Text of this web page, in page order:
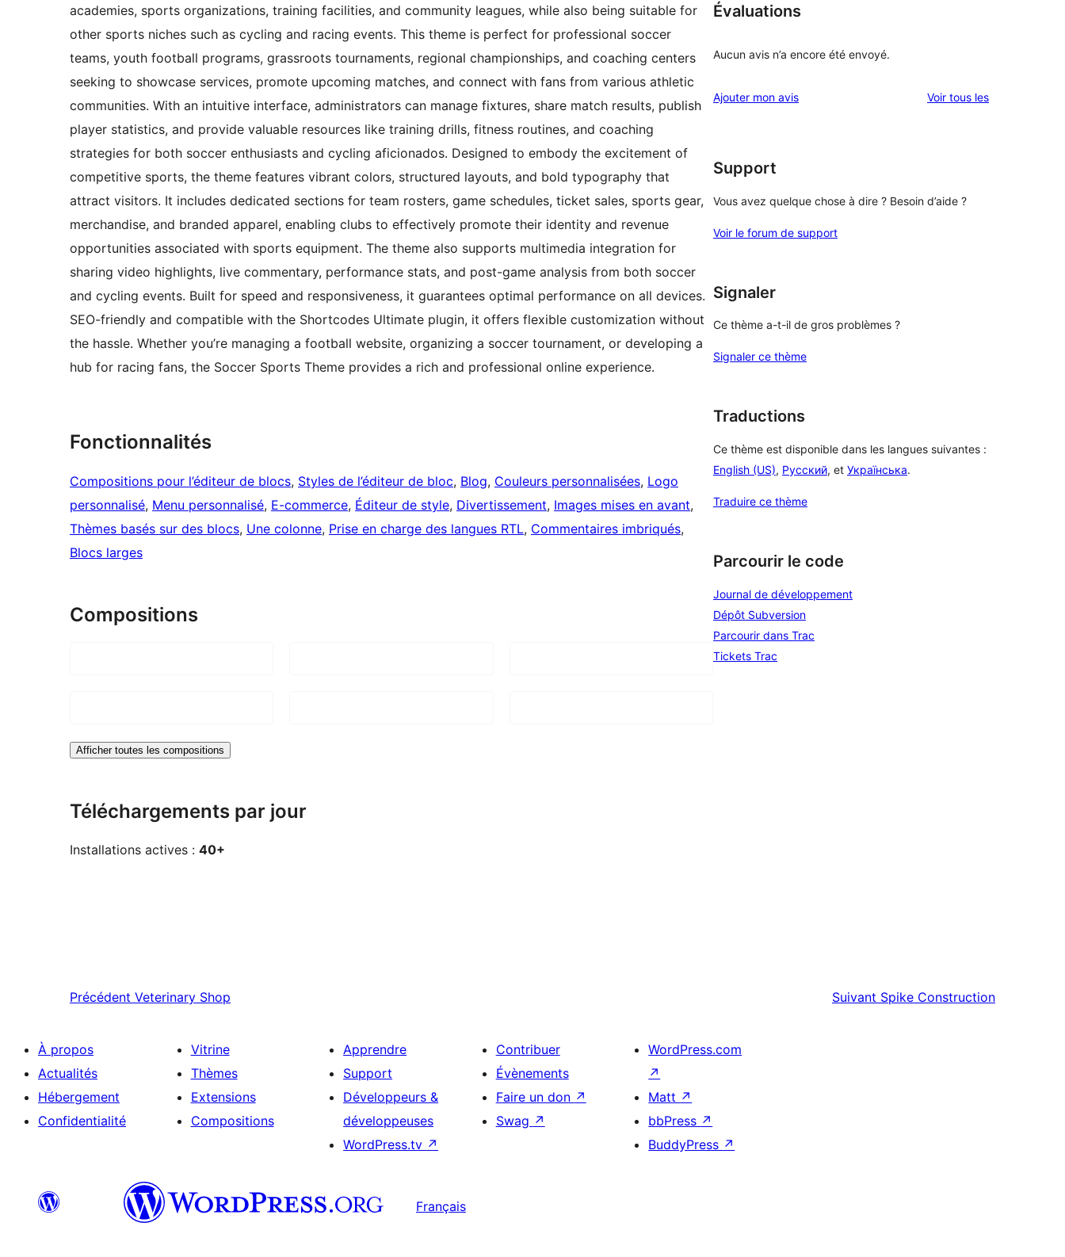
academies, sports organizations, training facilities, and community leagues, while also being suitable for
other sports niches such as cycling and racing events. This theme is perfect for professional soccer
teams, youth football programs, grassroots tournaments, regional championships, and coaching centers
seeking to showcase services, promote upcoming matches, and connect with fans from various athletic
communities. With an intuitive interface, administrators can manage fixtures, share match results, publish
player statistics, and provide valuable resources like training drills, fitness routines, and coaching
strategies for both soccer enthusiasts and cycling aficionados. Designed to embody the excitement of
competitive sports, the theme features vibrant colors, structured layouts, and bold typography that
attract visitors. It includes dedicated sections for team rosters, game schedules, ticket sales, sports gear,
merchandise, and branded apparel, enabling clubs to effectively promote their identity and revenue
opportunities associated with sports equipment. The theme also supports multimedia integration for
sharing video highlights, live commentary, performance stats, and post-game analysis from both soccer
and cycling events. Built for speed and responsiveness, it guarantees optimal performance on all devices.
SEO-friendly and compatible with the Shortcodes Ultimate plugin, it offers flexible customization without
the hassle. Whether you’re managing a football website, organizing a soccer tournament, or developing a
hub for racing fans, the Soccer Sports Theme provides a rich and professional online experience.
Fonctionnalités
Compositions pour l’éditeur de blocs, Styles de l’éditeur de bloc, Blog, Couleurs personnalisées, Logo
personnalisé, Menu personnalisé, E-commerce, Éditeur de style, Divertissement, Images mises en avant
Thèmes basés sur des blocs, Une colonne, Prise en charge des langues RTL, Commentaires imbriqués
Blocs larges
Compositions
Afficher toutes les compositions
Téléchargements par jour
Installations actives : 40+
Évaluations
Aucun avis n’a encore été envoyé.
Ajouter mon avis Voir tous lesavis
Support
Vous avez quelque chose à dire ? Besoin d’aide ?
Voir le forum de support
Signaler
Ce thème a-t-il de gros problèmes ?
Signaler ce thème
Traductions
Ce thème est disponible dans les langues suivantes :
English (US), Русский, et Українська.
Traduire ce thème
Parcourir le code
Journal de développement
Dépôt Subversion
Parcourir dans Trac
Tickets Trac
Précédent Veterinary Shop Suivant Spike Construction
À propos
Actualités
Hébergement
Confidentialité
Vitrine
Thèmes
Extensions
Compositions
Apprendre
Support
Développeurs &
développeuses
WordPress.tv ↗
Contribuer
Évènements
Faire un don ↗
Swag ↗
WordPress.com
↗
Matt ↗
bbPress ↗
BuddyPress ↗
Français